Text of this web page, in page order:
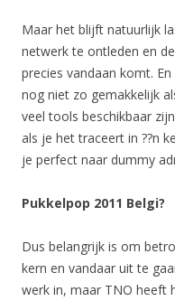
Maar het blijft natuurlijk
netwerk te ontleden en
precies vandaan komt.
nog niet zo gemakkelijk
veel tools beschikbaar
als je het traceert in ??n
je perfect naar dummy
Pukkelpop 2011 Belgi?
Dus belangrijk is om
kern en vandaar uit te
werk in, maar TNO heeft